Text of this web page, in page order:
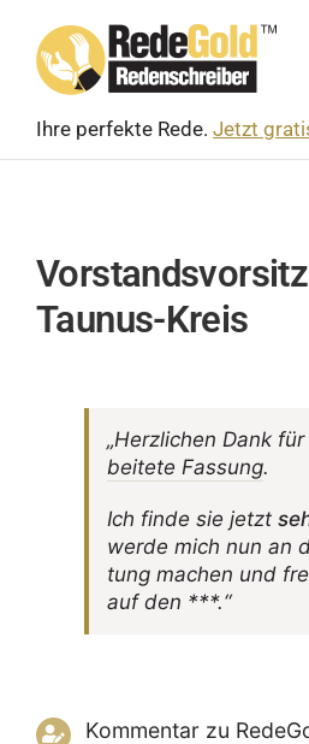
content
Ihre perfekte Rede. Jetzt
Taunus-Kreis
„Herz­li­chen Dank für
bei­tete Fassung.
Ich finde sie jetzt
werde mich nun an
tung machen und
auf den ***.“
Kommentarzu